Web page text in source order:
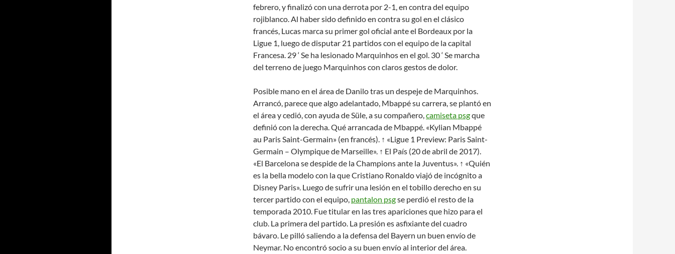
febrero, y finalizó con una derrota por 2-1, en contra del equipo
rojiblanco. Al haber sido definido en contra su gol en el clásico
francés, Lucas marca su primer gol oficial ante el Bordeaux por la
Ligue 1, luego de disputar 21 partidos con el equipo de la capital
Francesa. 29 ‘ Se ha lesionado Marquinhos en el gol. 30 ‘ Se marcha
del terreno de juego Marquinhos con claros gestos de dolor.
Posible mano en el área de Danilo tras un despeje de Marquinhos.
Arrancó, parece que algo adelantado, Mbappé su carrera, se plantó en
el área y cedió, con ayuda de Süle, a su compañero,camiseta psgque
definió con la derecha. Qué arrancada de Mbappé. «Kylian Mbappé
au Paris Saint-Germain» (en francés). ↑ «Ligue 1 Preview: Paris Saint-
Germain – Olympique de Marseille». ↑ El País (20 de abril de 2017).
«El Barcelona se despide de la Champions ante la Juventus». ↑ «Quién
es la bella modelo con la que Cristiano Ronaldo viajó de incógnito a
Disney Paris». Luego de sufrir una lesión en el tobillo derecho en su
tercer partido con el equipo, pantalon psgse perdió el resto de la
temporada 2010. Fue titular en las tres apariciones que hizo para el
club. La primera del partido. La presión es asfixiante del cuadro
bávaro. Le pilló saliendo a la defensa del Bayern un buen envío de
Neymar. No encontró socio a su buen envío al interior del área.